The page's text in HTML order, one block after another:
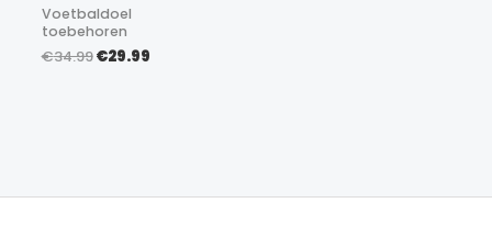
Voetbaldoel
toebehoren
€34.99Oorspronkelijke
€29.99Huidige